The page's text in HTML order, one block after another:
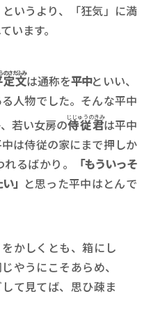
いうより、「狂気」に満
います。
文
のさだふみは通称を平中といい、
人物でした。そんな平中
若い女房の侍従君
じじゅうのきみは平中
は侍従の家にまで押しか
るばかり。
「もういっそ
」 と思った平中はとんで
かしくとも、箱にし
やうにこそあらめ、
て見てば、思ひ疎ま